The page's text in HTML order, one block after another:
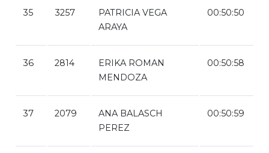
35 3257
PATRICIA VEGA
ARAYA
00:50:50
36 2814
ERIKA ROMAN
MENDOZA
00:50:58
37 2079
ANA BALASCH
PEREZ
00:50:59